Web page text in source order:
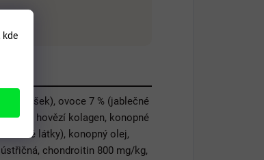
kde
hrášek), ovoce 7 % (jablečné
hovězí kolagen, konopné
látky), konopný olej,
chondroitin 800 mg/kg,